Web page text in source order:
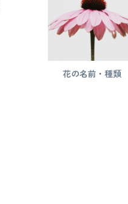
花の名前・種類